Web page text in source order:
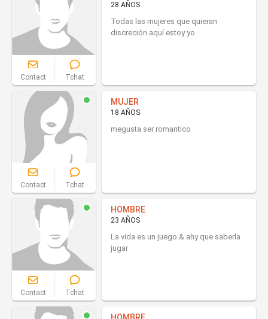
Contact Tchat
28 AÑOS
Todas las mujeres que quieran
discreción aquí estoy yo
Contact Tchat
MUJER
18 AÑOS
megusta ser romantico
Contact Tchat
HOMBRE
23 AÑOS
La vida es un juego & ahy que saberla
jugar